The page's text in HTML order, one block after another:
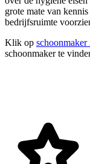
grote mate van
bedrijfsruimte
Klik op schoonmaker
schoonmaker te